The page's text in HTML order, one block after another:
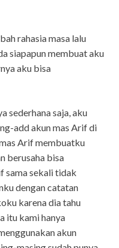
rahasia masa lalu
siapapun membuat aku
aku bisa
sederhana saja, aku
add akun mas Arif di
Arif membuatku
berusaha bisa
sama sekali tidak
dengan catatan
karena dia tahu
itu kami hanya
akun